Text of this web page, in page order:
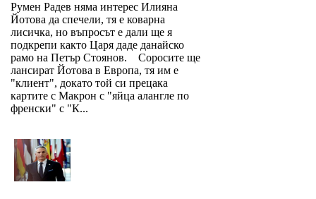
Румен Радев няма интерес Илияна
Йотова да спечели, тя е коварна
лисичка, но въпросът е дали ще я
подкрепи както Царя даде данайско
рамо на Петър Стоянов. Соросите ще
лансират Йотова в Европа, тя им е
"клиент", докато той си прецака
картите с Макрон с "яйца алангле по
френски" с "К...